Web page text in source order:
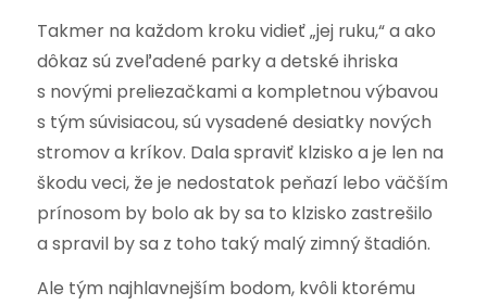
Takmer na každom kroku vidieť „jej ruku,“ a ako
dôkaz sú zveľadené parky a detské ihriska
s novými preliezačkami a kompletnou výbavou
s tým súvisiacou, sú vysadené desiatky nových
stromov a kríkov. Dala spraviť klzisko a je len na
škodu veci, že je nedostatok peňazí lebo väčším
prínosom by bolo ak by sa to klzisko zastrešilo
a spravil by sa z toho taký malý zimný štadión.
Ale tým najhlavnejším bodom, kvôli ktorému